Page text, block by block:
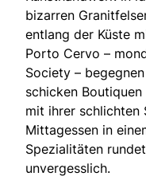
bizarren
entlang der Küste
Porto Cervo –
Society –
schicken
mit ihrer schlichten
Mittagessen in
Spezialitäten
unvergesslich.